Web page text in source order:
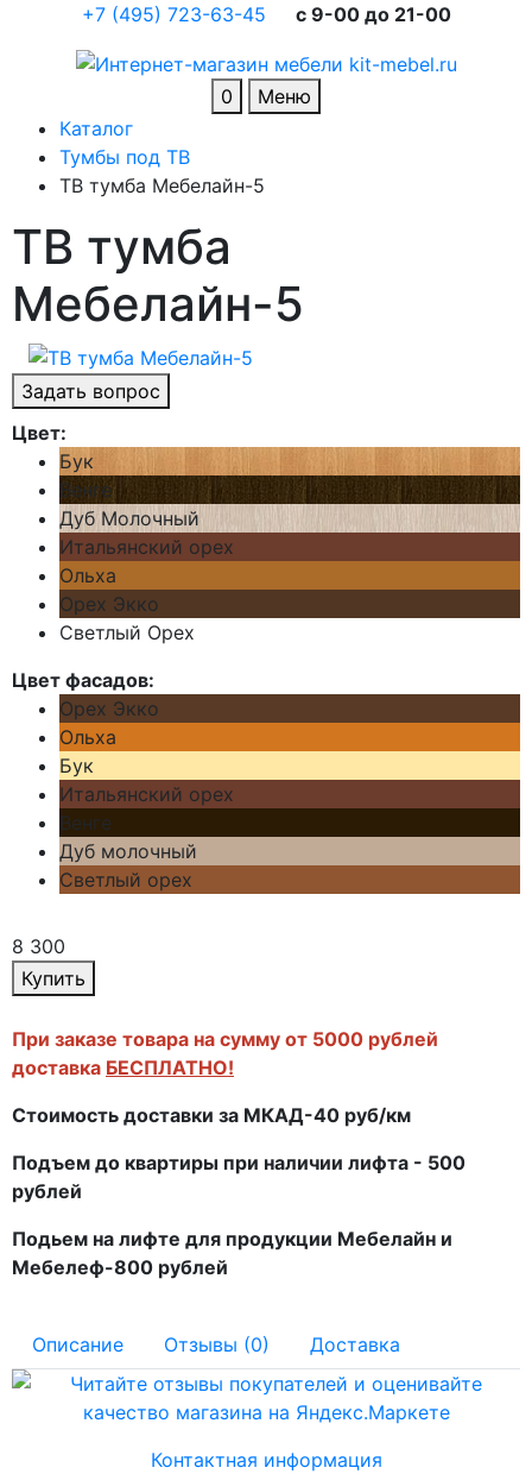
+7 (495) 723-63-45 c 9-00 до 21-00
0
Меню
Каталог
Тумбы под ТВ
ТВ тумба Мебелайн-5
ТВ тумба
Мебелайн-5
Задать вопрос
Цвет:
Бук
Венге
Дуб Молочный
Итальянский орех
Ольха
Орех Экко
Светлый Орех
Цвет фасадов:
Орех Экко
Ольха
Бук
Итальянский орех
Венге
Дуб молочный
Светлый орех
8 300
Купить
При заказе товара на сумму от 5000 рублей
доставка БЕСПЛАТНО!
Стоимость доставки за МКАД-40 руб/км
Подъем до квартиры при наличии лифта - 500
рублей
Подьем на лифте для продукции Мебелайн и
Мебелеф-800 рублей
Описание Отзывы (0) Доставка
Контактная информация